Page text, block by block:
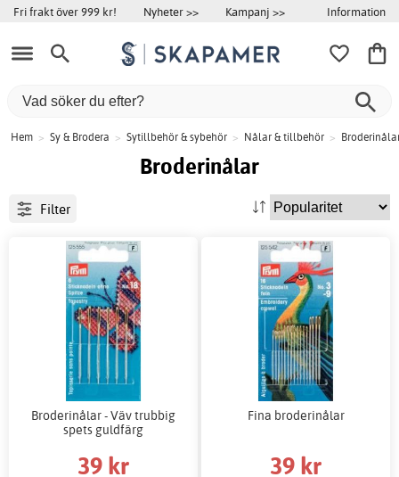
Fri frakt över 999 kr! Nyheter >> Kampanj >> Information
Hem > Sy & Brodera > Sytillbehör & sybehör > Nålar & tillbehör >
Broderinålar
Filter
Broderinålar - Väv trubbig
spets guldfärg
39 kr
Fina broderinålar
39 kr